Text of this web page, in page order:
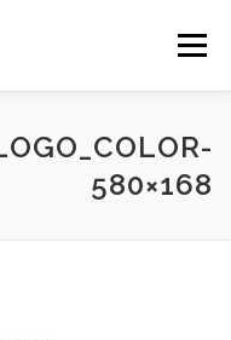
Menu
OBSŁUGA IT
580×168